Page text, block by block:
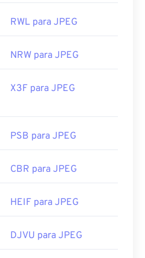
RWL para JPEG
NRW para JPEG
X3F para JPEG
PSB para JPEG
CBR para JPEG
HEIF para JPEG
DJVU para JPEG